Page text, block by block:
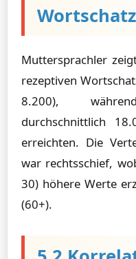
Muttersprachler
rezeptiven
8.200),
durchschnittlich
erreichten. Die
war rechtsschief,
30) höhere Werte
(60+).